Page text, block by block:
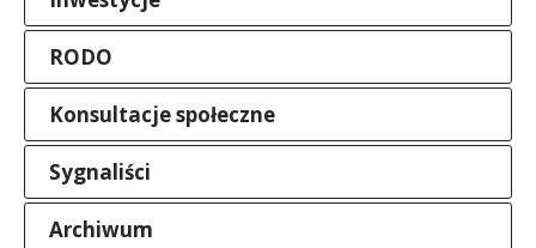
RODO
Konsultacje społeczne
Sygnaliści
Archiwum